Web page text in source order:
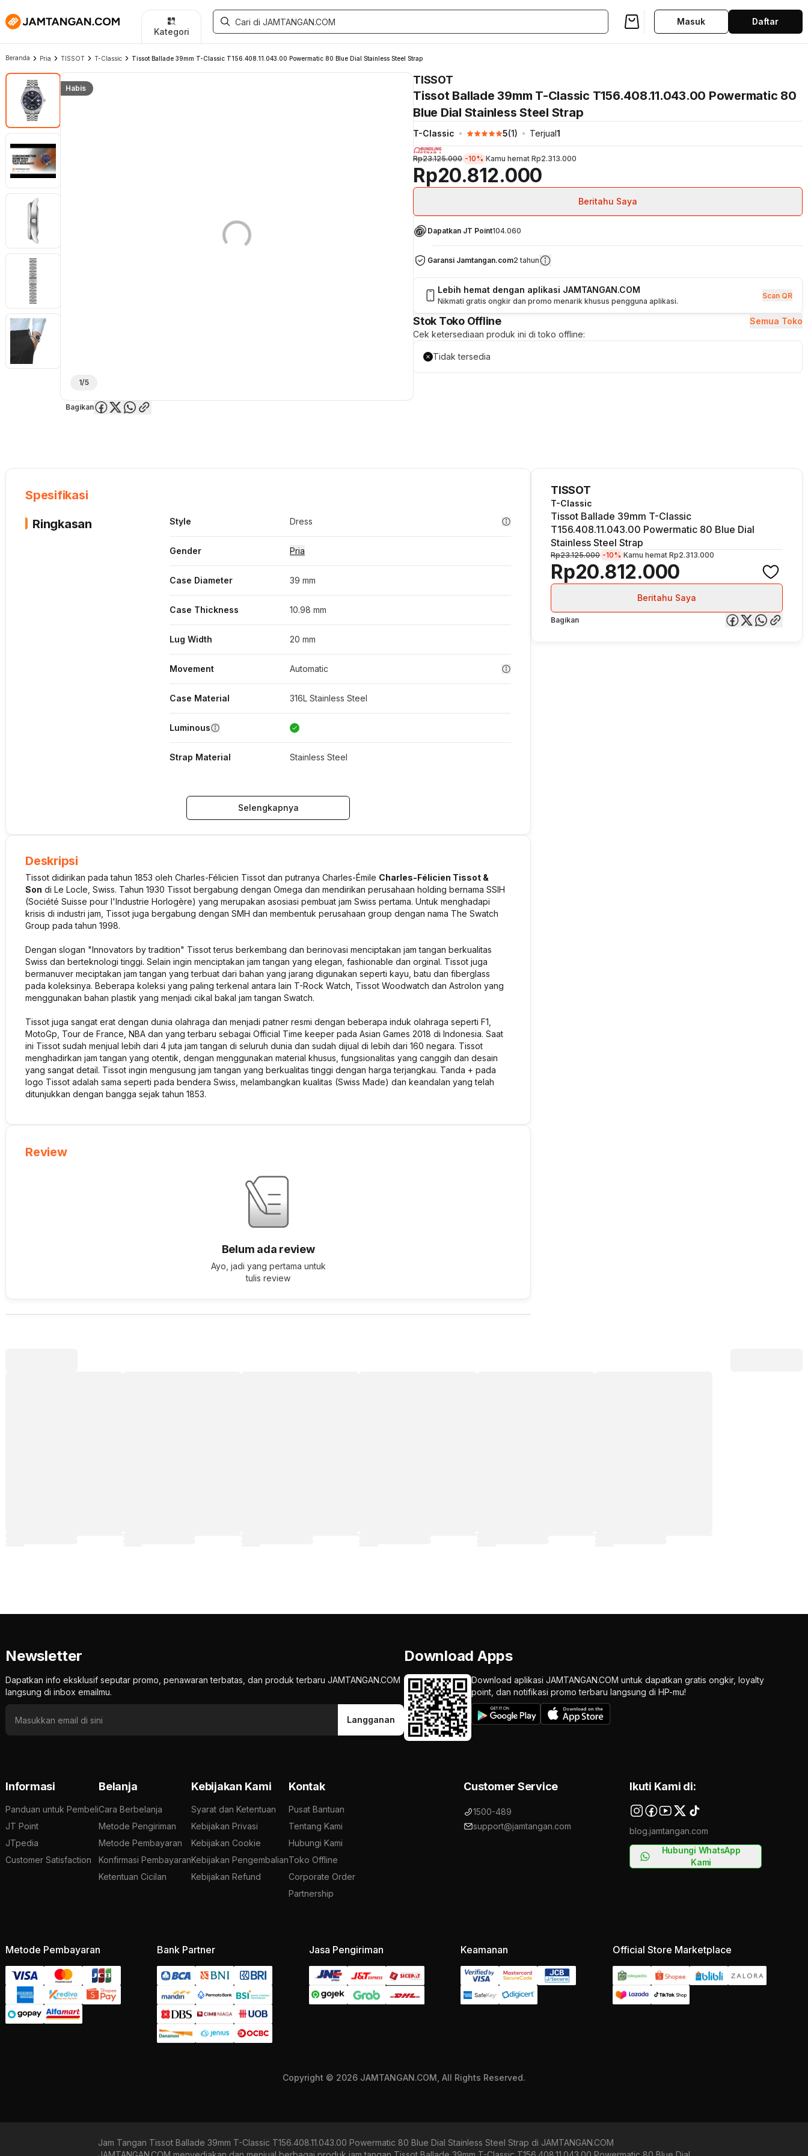
Newsletter
Dapatkan info eksklusif seputar promo, penawaran terbatas, dan produk terbaru JAMTANGAN.COM
langsung di inbox emailmu.
Langganan
Download Apps
Download aplikasi JAMTANGAN.COM untuk dapatkan gratis ongkir, loyalty
point, dan notifikasi promo terbaru langsung di HP-mu!
Informasi
Panduan untuk Pembeli
JT Point
JTpedia
Customer Satisfaction
Belanja
Cara Berbelanja
Metode Pengiriman
Metode Pembayaran
Konfirmasi Pembayaran
Ketentuan Cicilan
Kebijakan Kami
Syarat dan Ketentuan
Kebijakan Privasi
Kebijakan Cookie
Kebijakan Pengembalian
Kebijakan Refund
Kontak
Pusat Bantuan
Tentang Kami
Hubungi Kami
Toko Offline
Corporate Order
Partnership
Customer Service
1500-489
support@jamtangan.com
Ikuti Kami di:
blog.jamtangan.com
Hubungi WhatsApp
Kami
Metode Pembayaran Bank Partner Jasa Pengiriman Keamanan Official Store Marketplace
Copyright © 2026 JAMTANGAN.COM, All Rights Reserved.
Jam Tangan Tissot Ballade 39mm T-Classic T156.408.11.043.00 Powermatic 80 Blue Dial Stainless Steel Strap di JAMTANGAN.COM
Kategori
Masuk Daftar
Beranda Pria TISSOT T-Classic Tissot Ballade 39mm T-Classic T156.408.11.043.00 Powermatic 80 Blue Dial Stainless Steel Strap
Habis
1/5
Bagikan
TISSOT
Tissot Ballade 39mm T-Classic T156.408.11.043.00 Powermatic 80
Blue Dial Stainless Steel Strap
T-Classic 5(1) Terjual1
Rp20.812.000
Rp23.125.000 -10% Kamu hemat Rp2.313.000
Beritahu Saya
Dapatkan JT Point104.060
Garansi Jamtangan.com2 tahun
Lebih hemat dengan aplikasi JAMTANGAN.COM
Nikmati gratis ongkir dan promo menarik khusus pengguna aplikasi.
Scan QR
Stok Toko Offline
Semua Toko
Cek ketersediaan produk ini di toko offline:
Tidak tersedia
Spesifikasi
Ringkasan
Style Dress
Gender Pria
Case Diameter 39 mm
Case Thickness 10.98 mm
Lug Width 20 mm
Movement Automatic
Case Material 316L Stainless Steel
Luminous
Strap Material Stainless Steel
Selengkapnya
Deskripsi
Tissot didirikan pada tahun 1853 oleh Charles-Félicien Tissot dan putranya Charles-Émile Charles-Félicien Tissot &
Son di Le Locle, Swiss. Tahun 1930 Tissot bergabung dengan Omega dan mendirikan perusahaan holding bernama SSIH
(Société Suisse pour l'Industrie Horlogère) yang merupakan asosiasi pembuat jam Swiss pertama. Untuk menghadapi
krisis di industri jam, Tissot juga bergabung dengan SMH dan membentuk perusahaan group dengan nama The Swatch
Group pada tahun 1998.
Dengan slogan "Innovators by tradition" Tissot terus berkembang dan berinovasi menciptakan jam tangan berkualitas
Swiss dan berteknologi tinggi. Selain ingin menciptakan jam tangan yang elegan, fashionable dan orginal. Tissot juga
bermanuver meciptakan jam tangan yang terbuat dari bahan yang jarang digunakan seperti kayu, batu dan fiberglass
pada koleksinya. Beberapa koleksi yang paling terkenal antara lain T-Rock Watch, Tissot Woodwatch dan Astrolon yang
menggunakan bahan plastik yang menjadi cikal bakal jam tangan Swatch.
Tissot juga sangat erat dengan dunia olahraga dan menjadi patner resmi dengan beberapa induk olahraga seperti F1,
MotoGp, Tour de France, NBA dan yang terbaru sebagai Official Time keeper pada Asian Games 2018 di Indonesia. Saat
ini Tissot sudah menjual lebih dari 4 juta jam tangan di seluruh dunia dan sudah dijual di lebih dari 160 negara. Tissot
menghadirkan jam tangan yang otentik, dengan menggunakan material khusus, fungsionalitas yang canggih dan desain
yang sangat detail. Tissot ingin mengusung jam tangan yang berkualitas tinggi dengan harga terjangkau. Tanda + pada
logo Tissot adalah sama seperti pada bendera Swiss, melambangkan kualitas (Swiss Made) dan keandalan yang telah
ditunjukkan dengan bangga sejak tahun 1853.
Review
Belum ada review
Ayo, jadi yang pertama untuk
tulis review
TISSOT
T-Classic
Tissot Ballade 39mm T-Classic
T156.408.11.043.00 Powermatic 80 Blue Dial
Stainless Steel Strap
Rp20.812.000
Rp23.125.000 -10% Kamu hemat Rp2.313.000
Beritahu Saya
Bagikan